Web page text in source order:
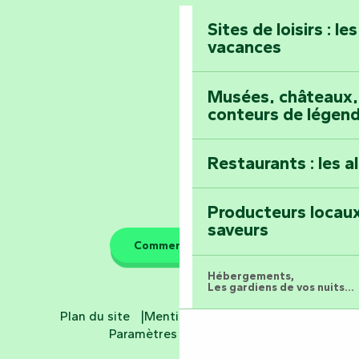
Maillezais
Montez au
Tout l'agenda
Sites de loisirs :
vacances
Musées,
conteurs de
Restaurants : les
Producteurs
saveurs
Hébergements,
Les gardiens de vos nuits...
Comment venir ?
Plan du site Mentions légales
Paramètres des cookies